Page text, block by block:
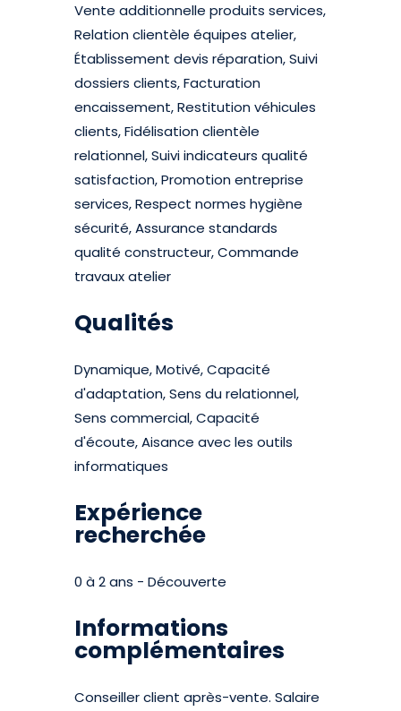
Vente additionnelle produits services,
Relation clientèle équipes atelier,
Établissement devis réparation, Suivi
dossiers clients, Facturation
encaissement, Restitution véhicules
clients, Fidélisation clientèle
relationnel, Suivi indicateurs qualité
satisfaction, Promotion entreprise
services, Respect normes hygiène
sécurité, Assurance standards
qualité constructeur, Commande
travaux atelier
Qualités
Dynamique, Motivé, Capacité
d'adaptation, Sens du relationnel,
Sens commercial, Capacité
d'écoute, Aisance avec les outils
informatiques
Expérience
recherchée
0 à 2 ans - Découverte
Informations
complémentaires
Conseiller client après-vente. Salaire